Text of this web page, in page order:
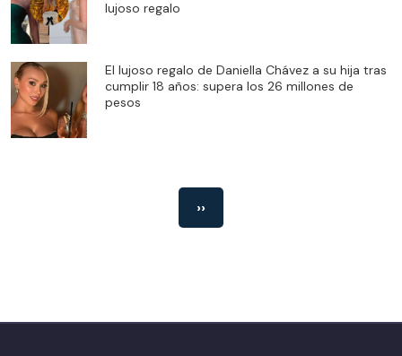
lujoso regalo
El lujoso regalo de Daniella Chávez a su hija tras
cumplir 18 años: supera los 26 millones de
pesos
››